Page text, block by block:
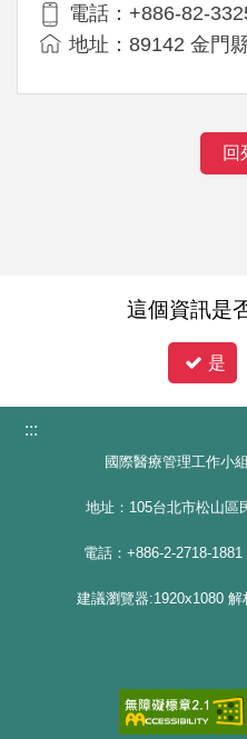
電話：+886-82-
地址：89142 金門
回
這個資訊是
是
:::
國際醫療管理工作小
地址：105台北市松山區
電話：+886-2-2718-
建議瀏覽器:1920x1080